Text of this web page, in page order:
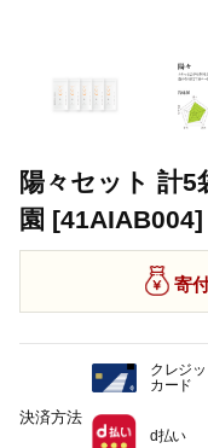
陽々セット 計5
園 [41AIAB004]
寄
決済方法
クレジッ
カード
d払い